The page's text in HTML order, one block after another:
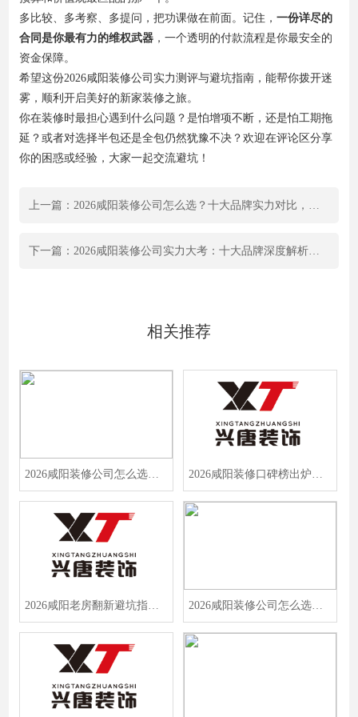
多比较、多考察、多提问，把功课做在前面。记住， 一份详尽的
合同是你最有力的维权武器，一个透明的付款流程是你最安全的
资金保障。
希望这份2026咸阳装修公司实力测评与避坑指南，能帮你拨开迷
雾，顺利开启美好的新家装修之旅。
你在装修时最担心遇到什么问题？是怕增项不断，还是怕工期拖
延？或者对选择半包还是全包仍然犹豫不决？欢迎在评论区分享
你的困惑或经验，大家一起交流避坑！
上一篇：2026咸阳装修公司怎么选？十大品牌实力对比，工期保障验证
下一篇：2026咸阳装修公司实力大考：十大品牌深度解析与预算控制终极指南
相关推荐
2026咸阳装修公司怎么选？十大品牌口碑排名与业主真实评价全解析 2026咸阳装修口碑榜出炉！这10家标杆品牌，闭眼选不踩坑
2026咸阳老房翻新避坑指南：口碑与质量双认证的十强公司怎么选 2026咸阳装修公司怎么选？实力TOP10品牌深度解析，避坑指南